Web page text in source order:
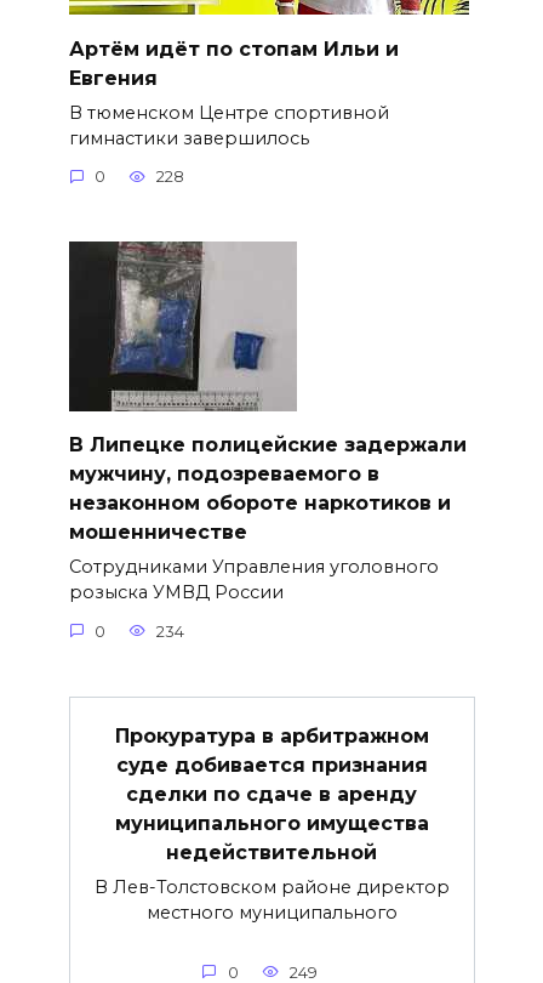
Артём идёт по стопам Ильи и
Евгения
В тюменском Центре спортивной
гимнастики завершилось
0 228
В Липецке полицейские задержали
мужчину, подозреваемого в
незаконном обороте наркотиков и
мошенничестве
Сотрудниками Управления уголовного
розыска УМВД России
0 234
Прокуратура в арбитражном
суде добивается признания
сделки по сдаче в аренду
муниципального имущества
недействительной
В Лев-Толстовском районе директор
местного муниципального
0 249